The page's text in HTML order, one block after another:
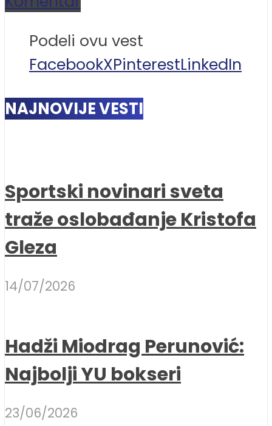
Podeli ovu vest
FacebookXPinterestLinkedIn
NAJNOVIJE VESTI
Sportski novinari sveta
traže oslobađanje Kristofa
Gleza
14/07/2026
Hadži Miodrag Perunović:
Najbolji YU bokseri
23/06/2026